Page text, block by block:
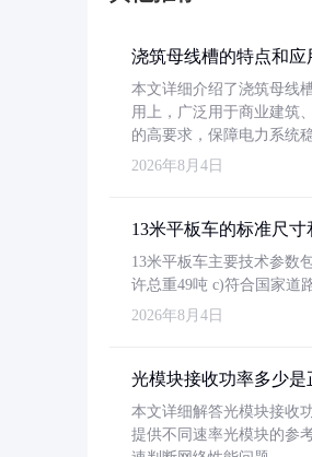
浇筑母线槽的特点和应
本文详细介绍了浇筑母线
用上，广泛用于商业建筑
的高要求，保障电力系统
2026年8月4日
13米平板车的标准尺寸
13米平板车主要技术参数
许总重49吨 c)符合国家道
2026年8月4日
光模块接收功率多少是
本文详细解答光模块接收
提供不同速率光模块的参